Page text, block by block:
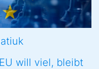
will viel, bleibt